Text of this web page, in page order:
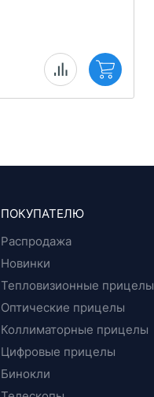
ПОКУПАТЕЛЮ
Распродажа
Новинки
Тепловизионные прицелы
Оптические прицелы
Коллиматорные прицелы
Цифровые прицелы
Бинокли